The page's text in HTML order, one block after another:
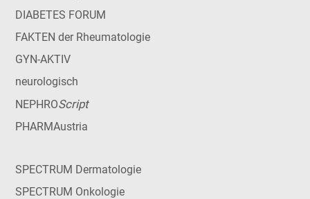
DIABETES FORUM
FAKTEN der Rheumatologie
GYN-AKTIV
neurologisch
NEPHROScript
PHARMAustria
SPECTRUM Dermatologie
SPECTRUM Onkologie